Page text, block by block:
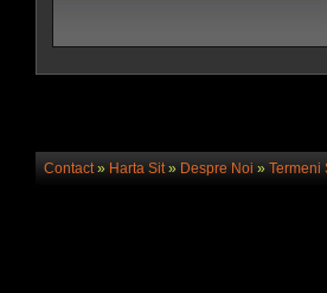
Contact» Harta Sit» Despre Noi » Termeni